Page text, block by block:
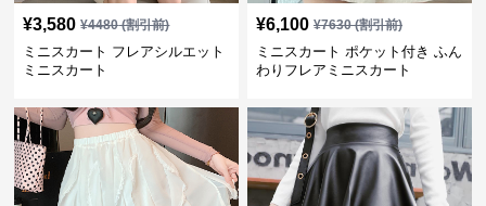
¥3,580 ¥4480(割引前)
ミニスカート フレアシルエット
ミニスカート
¥6,100 ¥7630(割引前)
ミニスカート ポケット付き ふん
わりフレアミニスカート